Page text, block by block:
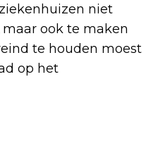
niet
ook te maken
te houden moest
op het